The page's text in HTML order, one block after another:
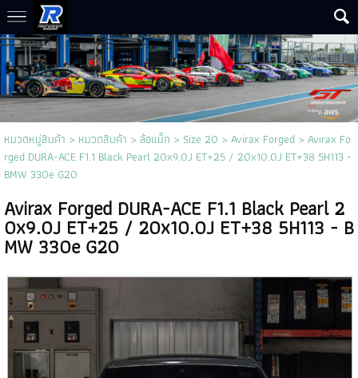
หมวดหมู่สินค้า > หมวดสินค้า >ล้อแม็ก > Size 20 >Avirax Forged > Avirax Fo
rged DURA-ACE F1.1 Black Pearl 20x9.0J ET+25 / 20x10.0J ET+38 5H113 -
BMW 330e G20
Avirax Forged DURA-ACE F1.1 Black Pearl 2
0x9.0J ET+25 / 20x10.0J ET+38 5H113 - B
MW 330e G20